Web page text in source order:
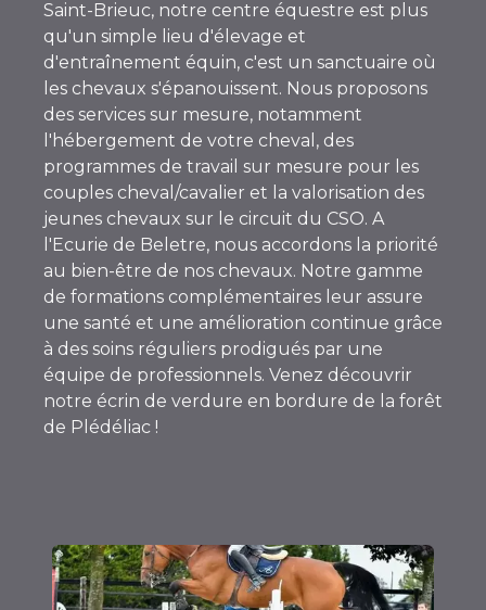
Saint-Brieuc, notre centre équestre est plus
qu'un simple lieu d'élevage et
d'entraînement équin, c'est un sanctuaire où
les chevaux s'épanouissent. Nous proposons
des services sur mesure, notamment
l'hébergement de votre cheval, des
programmes de travail sur mesure pour les
couples cheval/cavalier et la valorisation des
jeunes chevaux sur le circuit du CSO. A
l'Ecurie de Beletre, nous accordons la priorité
au bien-être de nos chevaux. Notre gamme
de formations complémentaires leur assure
une santé et une amélioration continue grâce
à des soins réguliers prodigués par une
équipe de professionnels. Venez découvrir
notre écrin de verdure en bordure de la forêt
de Plédéliac !